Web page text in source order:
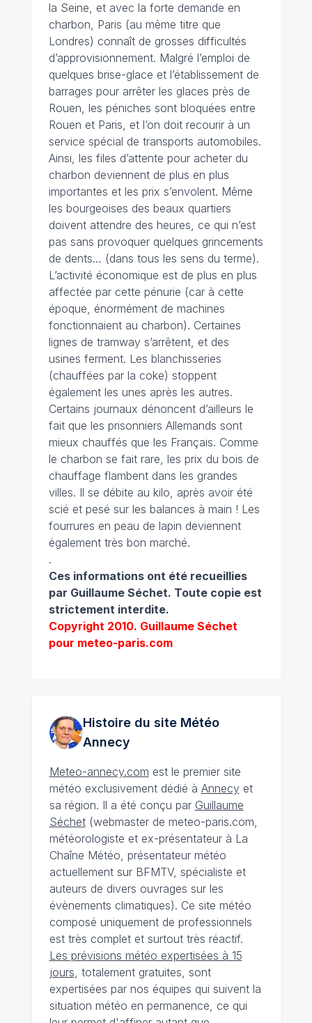
la Seine, et avec la forte demande en
charbon, Paris (au même titre que
Londres) connaît de grosses difficultés
d’approvisionnement. Malgré l’emploi de
quelques brise-glace et l’établissement de
barrages pour arrêter les glaces près de
Rouen, les péniches sont bloquées entre
Rouen et Paris, et l’on doit recourir à un
service spécial de transports automobiles.
Ainsi, les files d’attente pour acheter du
charbon deviennent de plus en plus
importantes et les prix s’envolent. Même
les bourgeoises des beaux quartiers
doivent attendre des heures, ce qui n’est
pas sans provoquer quelques grincements
de dents… (dans tous les sens du terme).
L’activité économique est de plus en plus
affectée par cette pénurie (car à cette
époque, énormément de machines
fonctionnaient au charbon). Certaines
lignes de tramway s’arrêtent, et des
usines ferment. Les blanchisseries
(chauffées par la coke) stoppent
également les unes après les autres.
Certains journaux dénoncent d’ailleurs le
fait que les prisonniers Allemands sont
mieux chauffés que les Français. Comme
le charbon se fait rare, les prix du bois de
chauffage flambent dans les grandes
villes. Il se débite au kilo, après avoir été
scié et pesé sur les balances à main ! Les
fourrures en peau de lapin deviennent
également très bon marché.
.
Ces informations ont été recueillies
par Guillaume Séchet. Toute copie est
strictement interdite.
Copyright 2010. Guillaume Séchet
pour meteo-paris.com
Histoire du site Météo
Annecy
Meteo-annecy.com est le premier site
météo exclusivement dédié à Annecyet
sa région. Il a été conçu par Guillaume
Séchet(webmaster de meteo-paris.com,
météorologiste et ex-présentateur à La
Chaîne Météo, présentateur météo
actuellement sur BFMTV, spécialiste et
auteurs de divers ouvrages sur les
évènements climatiques). Ce site météo
composé uniquement de professionnels
est très complet et surtout très réactif.
Les prévisions météo expertisées à 15
jours, totalement gratuites, sont
expertisées par nos équipes qui suivent la
situation météo en permanence, ce qui